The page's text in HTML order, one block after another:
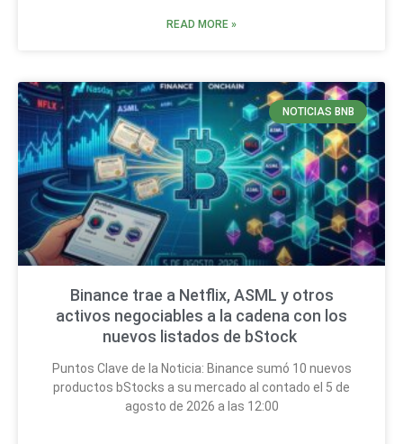
READ MORE »
NOTICIAS BNB
Binance trae a Netflix, ASML y otros
activos negociables a la cadena con los
nuevos listados de bStock
Puntos Clave de la Noticia: Binance sumó 10 nuevos
productos bStocks a su mercado al contado el 5 de
agosto de 2026 a las 12:00